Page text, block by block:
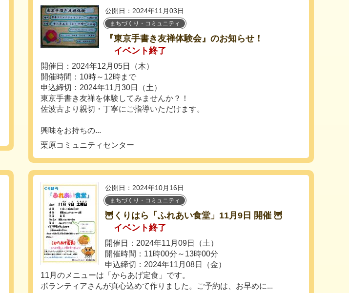
公開日：2024年11月03日
まちづくり・コミュニティ
『東京手書き友禅体験会』のお知らせ！
イベント終了
開催日：2024年12月05日（木）
開催時間：10時～12時まで
申込締切：2024年11月30日（土）
東京手書き友禅を体験してみませんか？！
佐波古より親切・丁寧にご指導いただけます。
興味をお持ちの...
栗原コミュニティセンター
公開日：2024年10月16日
まちづくり・コミュニティ
🦉くりはら「ふれあい食堂」11月9日 開催 🦉
イベント終了
開催日：2024年11月09日（土）
開催時間：11時00分～13時00分
申込締切：2024年11月08日（金）
11月のメニューは「からあげ定食」です。
ボランティアさんが真心込めて作りました。ご予約は、お早めに...